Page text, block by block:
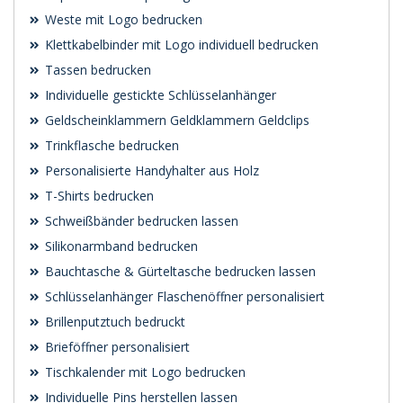
Weste mit Logo bedrucken
Klettkabelbinder mit Logo individuell bedrucken
Tassen bedrucken
Individuelle gestickte Schlüsselanhänger
Geldscheinklammern Geldklammern Geldclips
Trinkflasche bedrucken
Personalisierte Handyhalter aus Holz
T-Shirts bedrucken
Schweißbänder bedrucken lassen
Silikonarmband bedrucken
Bauchtasche & Gürteltasche bedrucken lassen
Schlüsselanhänger Flaschenöffner personalisiert
Brillenputztuch bedruckt
Brieföffner personalisiert
Tischkalender mit Logo bedrucken
Individuelle Pins herstellen lassen